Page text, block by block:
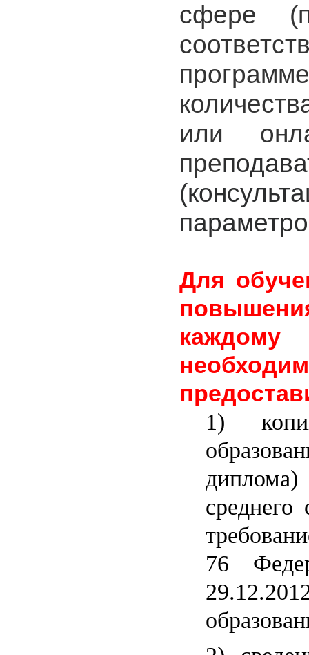
сфере
или
пре
Для
1)
среднего
76